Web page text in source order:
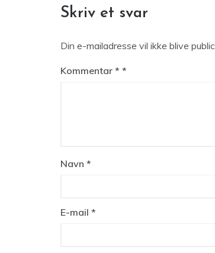
Skriv et svar
Din e-mailadresse vil ikke blive
Kommentar *
Navn *
E-mail *